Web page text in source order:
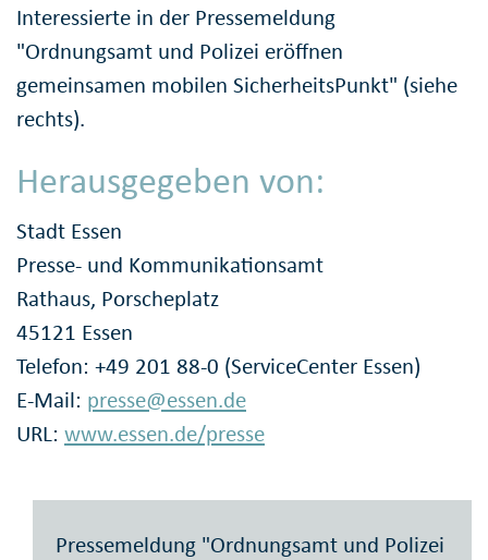
Interessierte in der Pressemeldung
"Ordnungsamt und Polizei eröffnen
gemeinsamen mobilen SicherheitsPunkt" (siehe
rechts).
Herausgegeben von:
Stadt Essen
Presse- und Kommunikationsamt
Rathaus, Porscheplatz
45121 Essen
Telefon: +49 201 88-0 (ServiceCenter Essen)
E-Mail: presse@essen.de
URL: www.essen.de/presse
Pressemeldung "Ordnungsamt und Polizei